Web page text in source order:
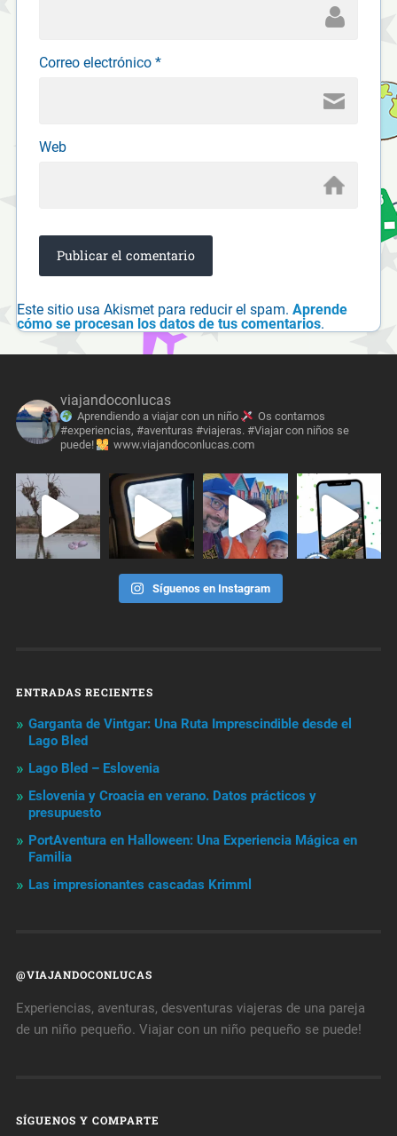
Correo electrónico *
Web
Este sitio usa Akismet para reducir el spam. Aprende
cómo se procesan los datos de tus comentarios.
viajandoconlucas
Aprendiendo a viajar con un niño
Os contamos
#experiencias, #aventuras #viajeras. #Viajar con niños se
puede!
www.viajandoconlucas.com
Síguenos en Instagram
ENTRADAS RECIENTES
Garganta de Vintgar: Una Ruta Imprescindible desde el
Lago Bled
Lago Bled – Eslovenia
Eslovenia y Croacia en verano. Datos prácticos y
presupuesto
PortAventura en Halloween: Una Experiencia Mágica en
Familia
Las impresionantes cascadas Krimml
@VIAJANDOCONLUCAS
Experiencias, aventuras, desventuras viajeras de una pareja
de un niño pequeño. Viajar con un niño pequeño se puede!
SÍGUENOS Y COMPARTE